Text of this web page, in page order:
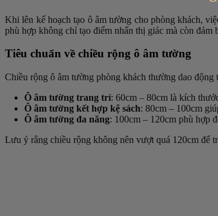
Khi lên kế hoạch tạo ô âm tường cho phòng khách,
phù hợp không chỉ tạo điểm nhấn thị giác mà còn đảm
Tiêu chuẩn về chiều rộng ô âm tường
Chiều rộng ô âm tường phòng khách thường dao
Ô âm tường trang trí: 60cm – 80cm là kích
Ô âm tường kết hợp kệ sách: 80cm – 100cm
Ô âm tường đa năng: 100cm – 120cm phù hợp
Lưu ý rằng chiều rộng không nên vượt quá 120cm để